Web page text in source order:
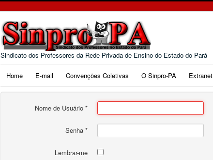
Sindicato dos Professores da Rede Privada de Ensino do Estado do Pará
Home E-mail Convenções Coletivas O Sinpro-PA Extranet
Nome de Usuário *
Senha *
Lembrar-me